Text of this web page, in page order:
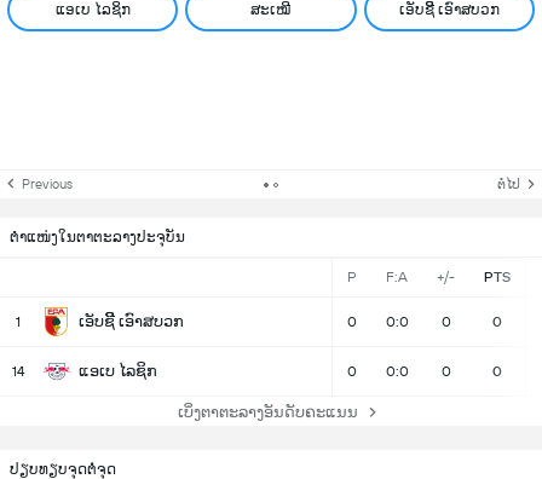
ແອເບ ໄລຊິກ ສະເໝີ ເອັບຊີີ ເອົາສບວກ
Previous ຕໍ່ໄປ
ຕຳແໜ່ງໃນຕາຕະລາງປະຈຸບັນ
P F:A +/- PTS
1 ເອັບຊີີ ເອົາສບວກ 0 0:0 0 0
14 ແອເບ ໄລຊິກ 0 0:0 0 0
ເບິ່ງຕາຕະລາງອັນດັບຄະແນນ
ປຽບທຽບຈຸດຕໍ່ຈຸດ